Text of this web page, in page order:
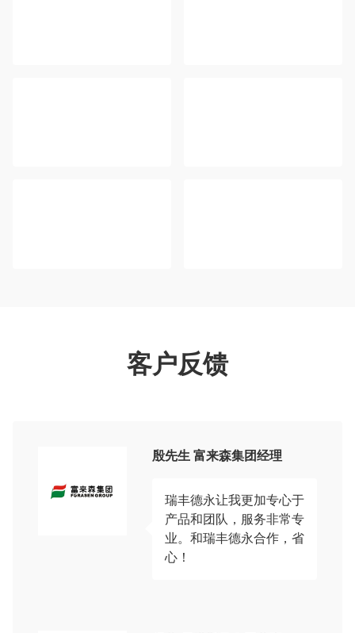
客户反馈
殷先生 富来森集团经理
瑞丰德永让我更加专心于
产品和团队，服务非常专
业。和瑞丰德永合作，省
心！